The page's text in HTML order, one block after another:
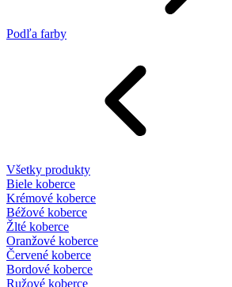
Podľa farby
Všetky produkty
Biele koberce
Krémové koberce
Béžové koberce
Žlté koberce
Oranžové koberce
Červené koberce
Bordové koberce
Ružové koberce